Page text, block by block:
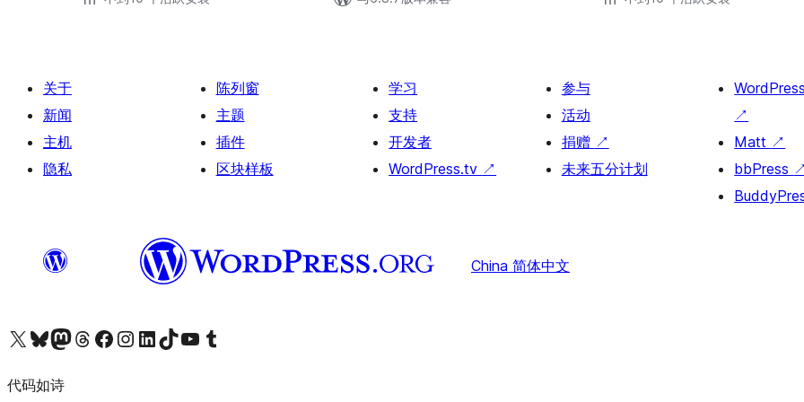
关于
新闻
主机
隐私
陈列窗
主题
插件
区块样板
学习
支持
开发者
WordPress.tv ↗
参与
活动
捐赠 ↗
未来五分计划
↗
Matt ↗
bbPress ↗
China 简体中文
关注我们的 X（原 Twitter）账号访问我们的 Bluesky 账号关注我们的 Mastodon 账号访问我们的 Threads 账号 访问我们的 Facebook 公共主页关注我们的 Instagram 账号 关注我们的 LinkedIn 主页访问我们的 TikTok 账号访问我们的 YouTube 频道 访问我们的 Tumblr 账号
代码如诗